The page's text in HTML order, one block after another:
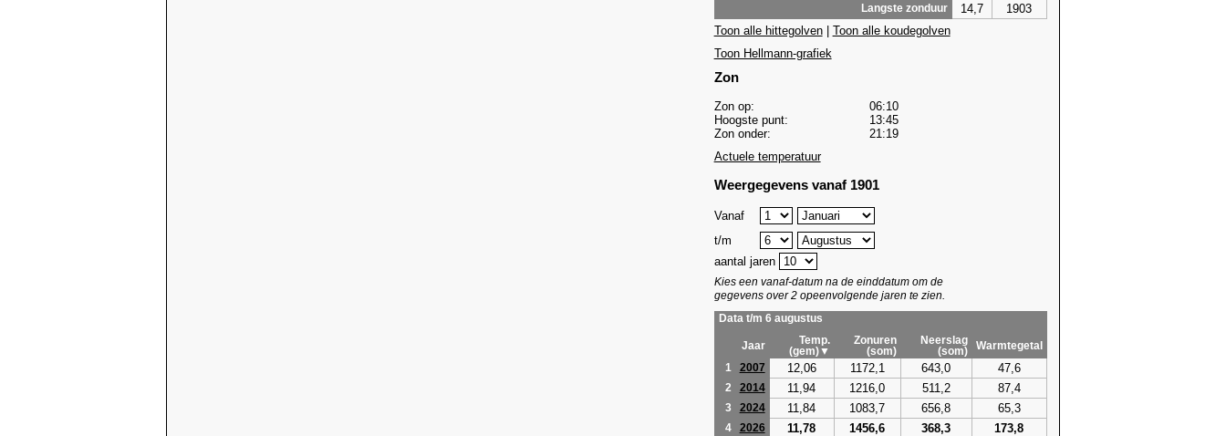
Langste zonduur 14,7
1903
Toon alle hittegolven| Toon alle koudegolven
Toon Hellmann-grafiek
Zon
Zon op:
06:10
Hoogste punt:
13:45
Zon onder:
21:19
Actuele temperatuur
Weergegevens vanaf 1901
Vanaf
t/m
aantal jaren
Kies een vanaf-datum na de einddatum om de
gegevens over 2 opeenvolgende jaren te zien.
Data t/m 6 augustus
Jaar
Temp.
(gem)▼
Zonuren
(som)
Neerslag
(som)
Warmtegetal
1
2007 12,06 1172,1 643,0 47,6
2 2014 11,94 1216,0 511,2 87,4
3 2024 11,84 1083,7 656,8 65,3
4 2026 11,78 1456,6 368,3 173,8